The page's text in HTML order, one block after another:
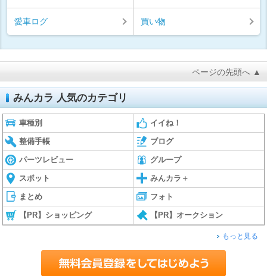
愛車ログ 買い物
ページの先頭へ ▲
みんカラ 人気のカテゴリ
車種別 イイね！
整備手帳 ブログ
パーツレビュー グループ
スポット みんカラ＋
まとめ フォト
【PR】ショッピング 【PR】オークション
もっと見る